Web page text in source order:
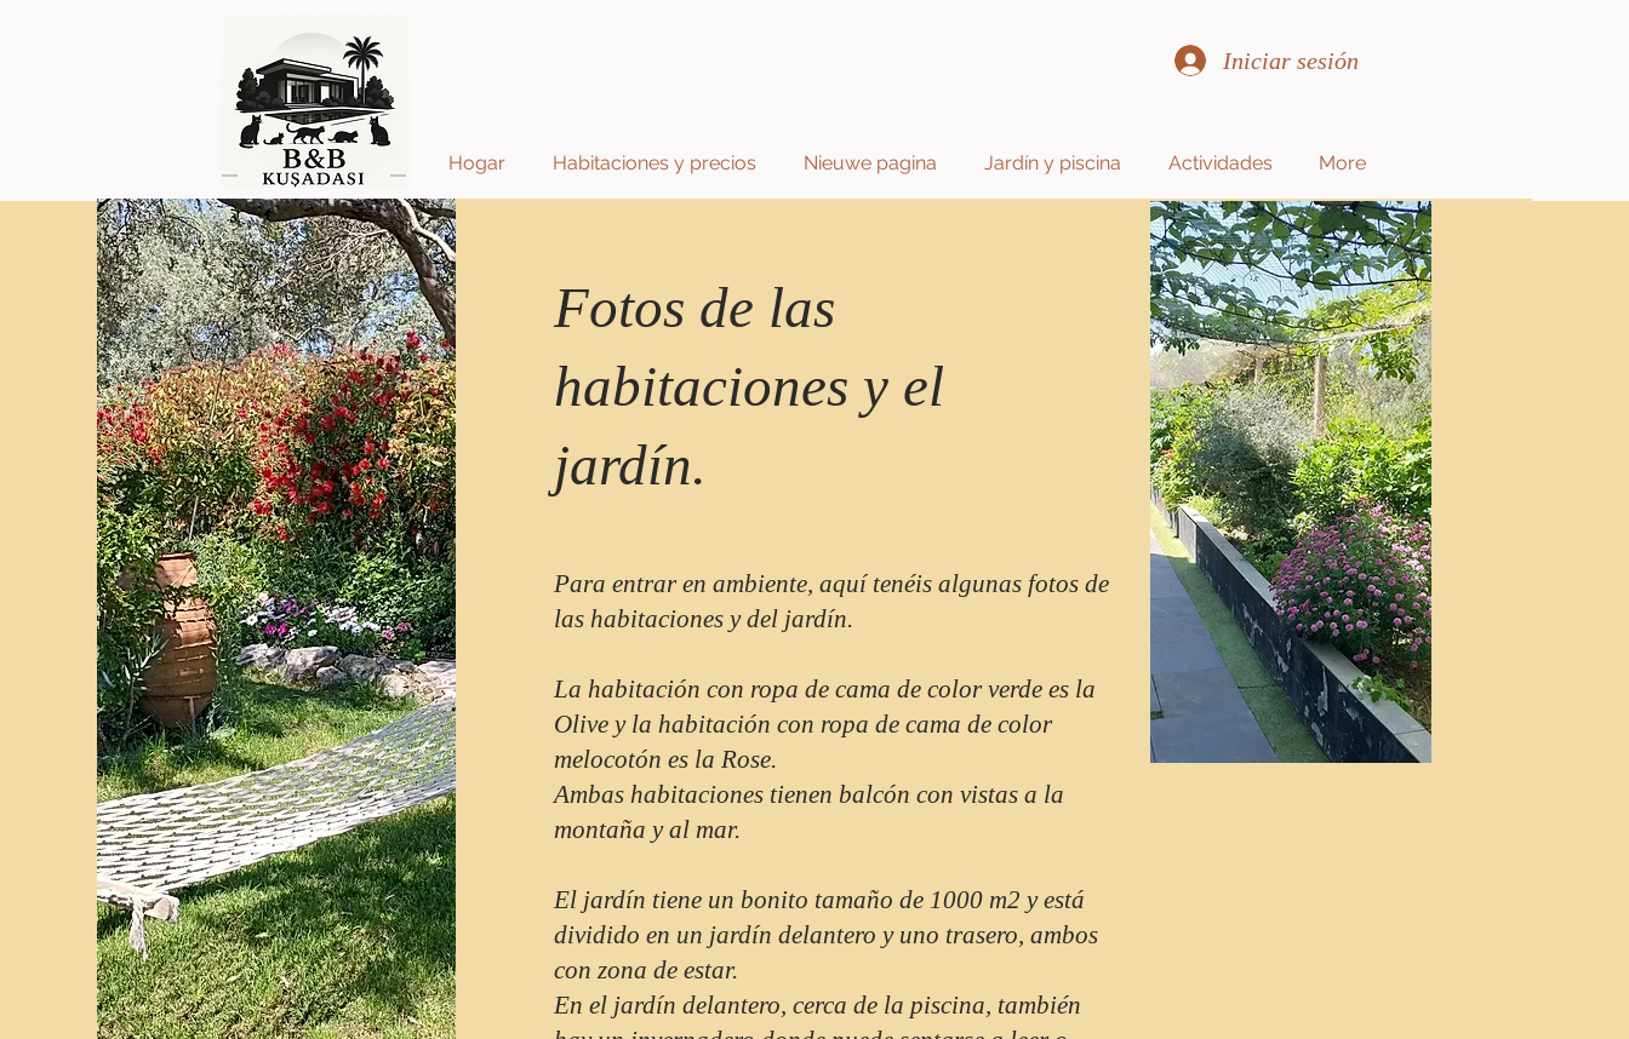
Iniciar sesión
Hogar Habitaciones y precios Nieuwe pagina Jardín y piscina Actividades More
Fotos de las
habitaciones y el
jardín.
Para entrar en ambiente, aquí tenéis algunas fotos de
las habitaciones y del jardín.
La habitación con ropa de cama de color verde es la
Olive y la habitación con ropa de cama de color
melocotón es la Rose.
Ambas habitaciones tienen balcón con vistas a la
montaña y al mar.
El jardín tiene un bonito tamaño de 1000 m2 y está
dividido en un jardín delantero y uno trasero, ambos
con zona de estar.
En el jardín delantero, cerca de la piscina, también